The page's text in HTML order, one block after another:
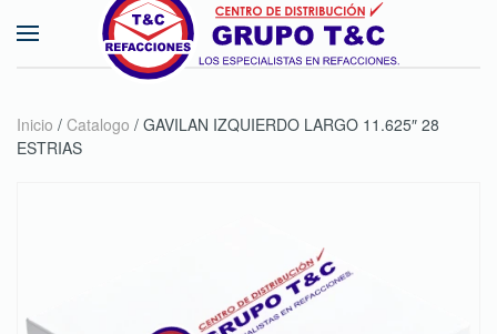
Skip to main content
Inicio / Catalogo / GAVILAN IZQUIERDO LARGO 11.625″ 28
ESTRIAS